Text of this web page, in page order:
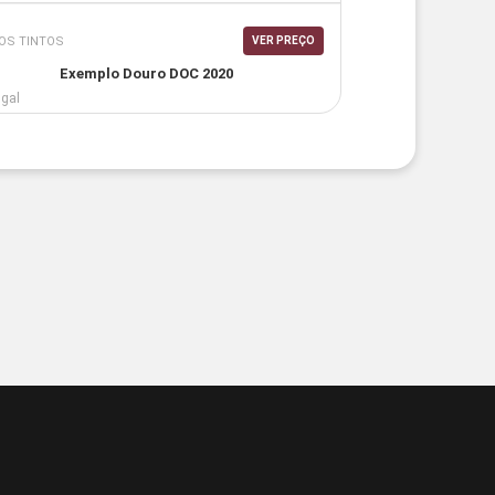
TINTOS VER PREÇO
Exemplo Douro DOC 2020